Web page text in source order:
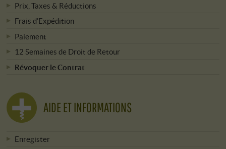
Prix, Taxes & Réductions
Frais d'Expédition
Paiement
12 Semaines de Droit de Retour
Révoquer le Contrat
AIDE ET INFORMATIONS
Enregister